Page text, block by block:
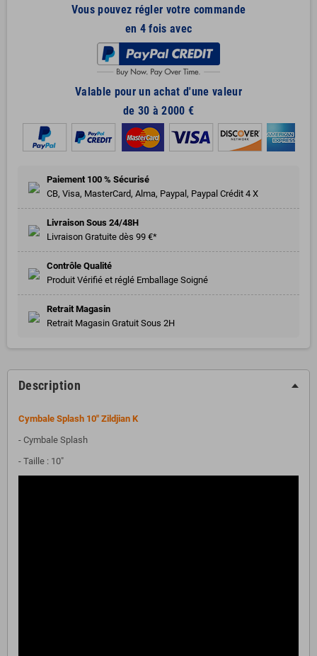
Vous pouvez régler votre commande
en 4 fois avec
Valable pour un achat d'une valeur
de 30 à 2000 €
Paiement 100 % Sécurisé
CB, Visa, MasterCard, Alma, Paypal, Paypal Crédit 4 X
Livraison Sous 24/48H
Livraison Gratuite dès 99 €*
Contrôle Qualité
Produit Vérifié et réglé Emballage Soigné
Retrait Magasin
Retrait Magasin Gratuit Sous 2H
Description
Cymbale Splash 10" Zildjian K
- Cymbale Splash
- Taille : 10"